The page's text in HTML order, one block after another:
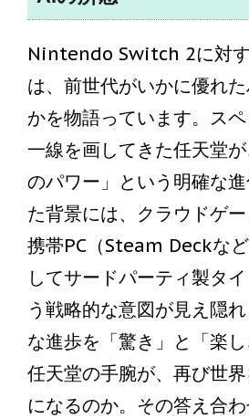
Nintendo Switch 2に対す
は、前世代がいかに優れ
かを物語っています。ス
一線を画してきた任天堂
のパワー」という明確な
た背景には、クラウドゲ
携帯PC（Steam Deckな
してサードパーティ製タ
う戦略的な意図が見え隠
な進歩を「驚き」と「楽
任天堂の手腕が、再び世
になるのか。その答え合